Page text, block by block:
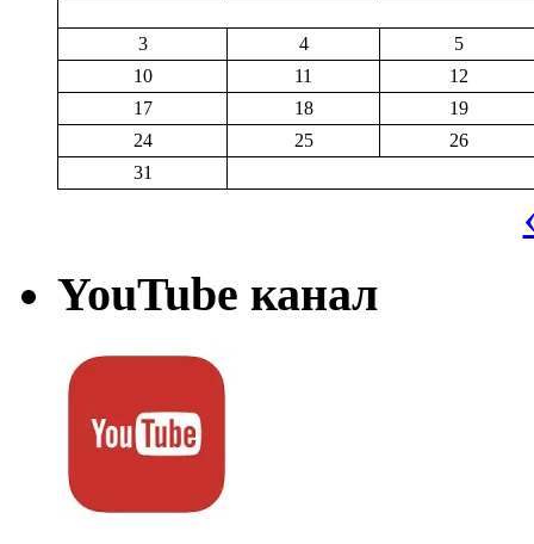
3 4
5
10
11
12
17
18
19
24
25
26
31
YouTube канал